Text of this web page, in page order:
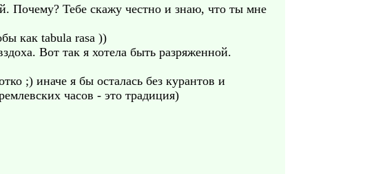
Почему? Тебе скажу честно и знаю, что ты мне
как tabula rasa ))
Вот так я хотела быть разряженной.
;) иначе я бы осталась без курантов и
часов - это традиция)